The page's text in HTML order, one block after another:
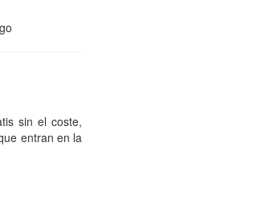
sin el coste,
entran en la